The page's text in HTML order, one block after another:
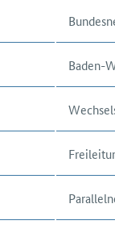
Baden-